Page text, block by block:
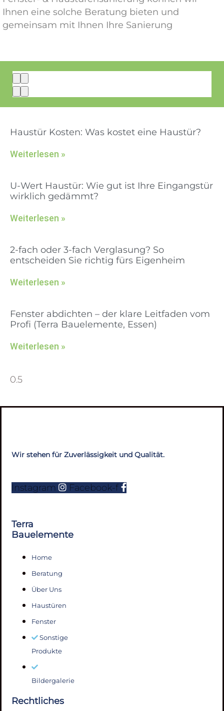
Ihnen eine solche Beratung bieten und
gemeinsam mit Ihnen Ihre Sanierung
Haustür Kosten: Was kostet eine Haustür?
Weiterlesen »
U-Wert Haustür: Wie gut ist Ihre Eingangstür
wirklich gedämmt?
Weiterlesen »
2-fach oder 3-fach Verglasung? So
entscheiden Sie richtig fürs Eigenheim
Weiterlesen »
Fenster abdichten – der klare Leitfaden vom
Profi (Terra Bauelemente, Essen)
Weiterlesen »
Wir stehen für Zuverlässigkeit und Qualität.
Instagram Facebook-f
Terra
Bauelemente
Home
Beratung
Über Uns
Haustüren
Fenster
Sonstige
Produkte
Bildergalerie
Rechtliches